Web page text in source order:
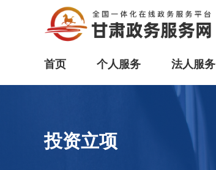
首页 个人服务 法人服务
投资立项